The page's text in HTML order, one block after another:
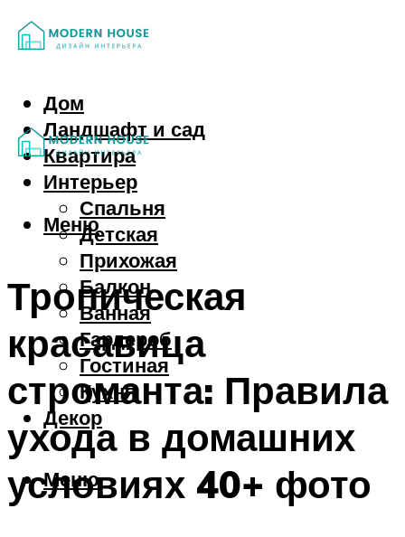
Дом
Ландшафт и сад
Квартира
Интерьер
Спальня
Детская
Прихожая
Балкон
Ванная
Гардероб
Гостиная
Кухня
Декор
Меню
Меню
Тропическая
красавица
строманта: Правила
ухода в домашних
условиях 40+ фото